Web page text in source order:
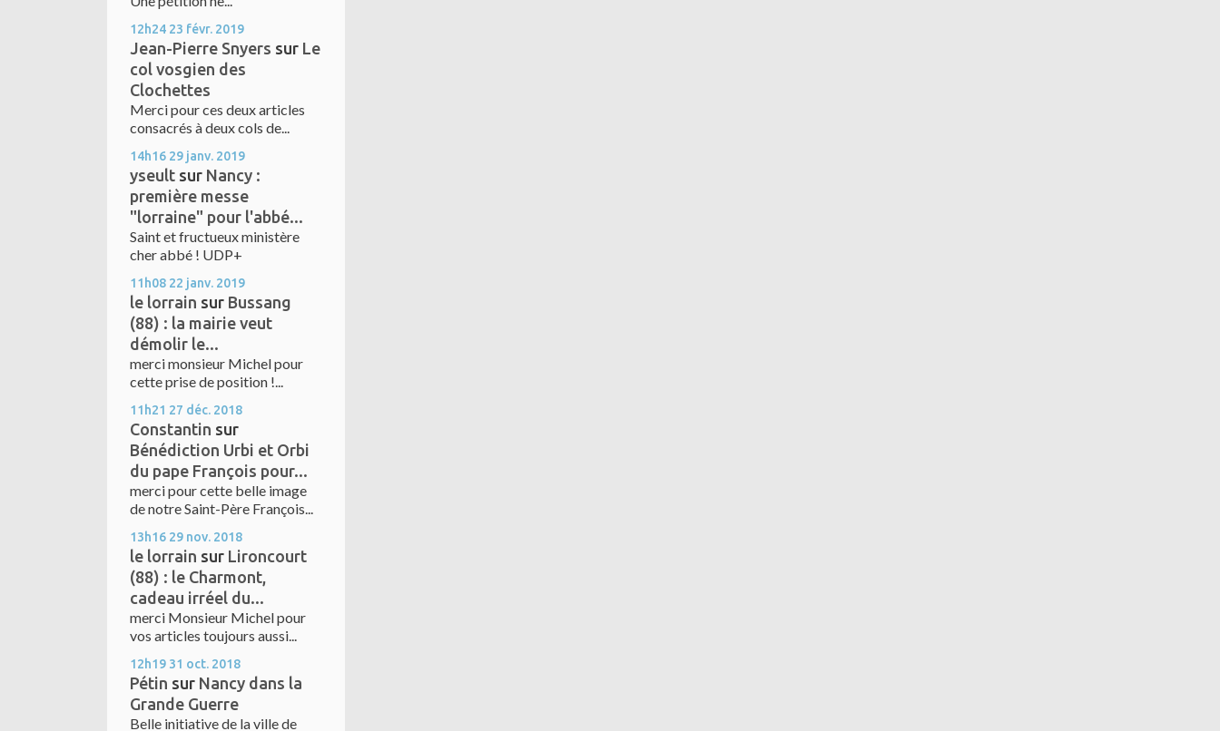
12h24 23 févr. 2019
Jean-Pierre Snyers sur Le
col vosgien des
Clochettes
Merci pour ces deux articles
consacrés à deux cols de...
14h16 29 janv. 2019
yseult sur Nancy :
première messe
"lorraine" pour l'abbé...
Saint et fructueux ministère
cher abbé ! UDP+
11h08 22 janv. 2019
le lorrain sur Bussang
(88) : la mairie veut
démolir le...
merci monsieur Michel pour
cette prise de position !...
11h21 27 déc. 2018
Constantin sur
Bénédiction Urbi et Orbi
du pape François pour...
merci pour cette belle image
de notre Saint-Père François...
13h16 29 nov. 2018
le lorrain sur Lironcourt
(88) : le Charmont,
cadeau irréel du...
merci Monsieur Michel pour
vos articles toujours aussi...
12h19 31 oct. 2018
Pétin sur Nancy dans la
Grande Guerre
Belle initiative de la ville de